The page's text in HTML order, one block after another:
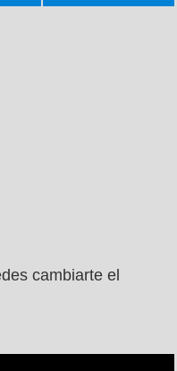
cambiarte el